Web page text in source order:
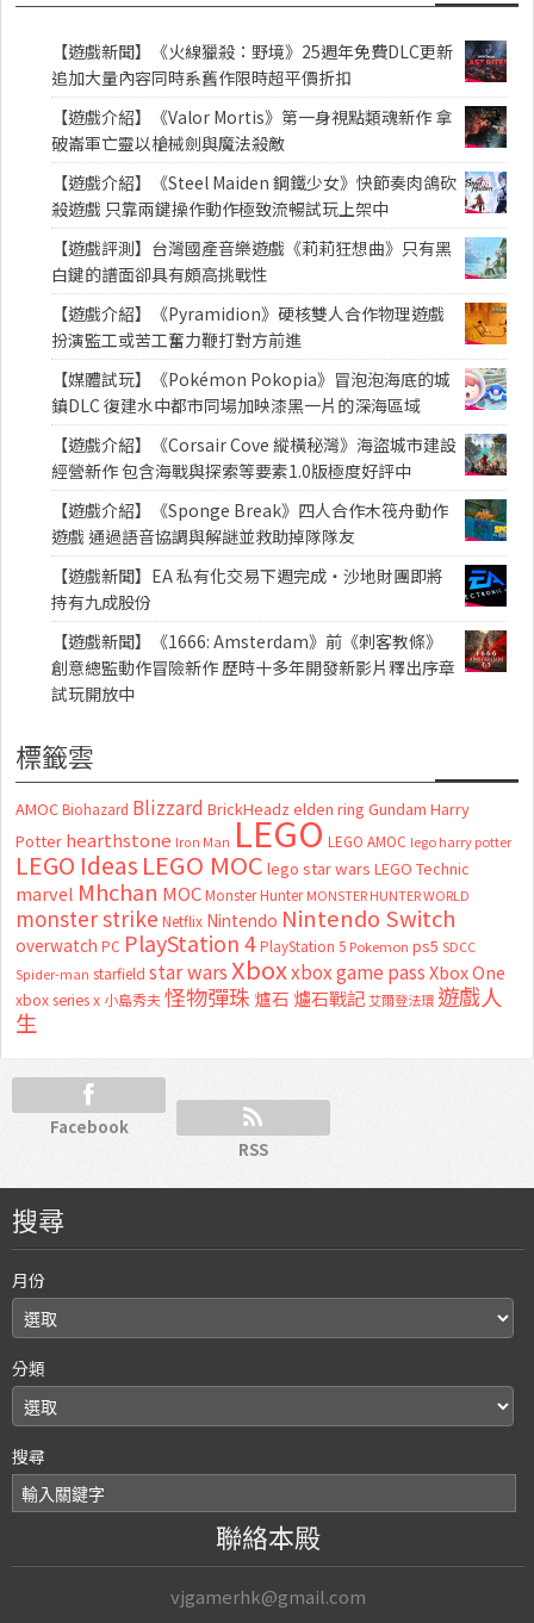
【遊戲新聞】《火線獵殺：野境》25週年免費DLC更新
追加大量內容同時系舊作限時超平價折扣
【遊戲介紹】《Valor Mortis》第一身視點類魂新作 拿
破崙軍亡靈以槍械劍與魔法殺敵
【遊戲介紹】《Steel Maiden 鋼鐵少女》快節奏肉鴿砍
殺遊戲 只靠兩鍵操作動作極致流暢試玩上架中
【遊戲評測】台灣國產音樂遊戲《莉莉狂想曲》只有黑
白鍵的譜面卻具有頗高挑戰性
【遊戲介紹】《Pyramidion》硬核雙人合作物理遊戲
扮演監工或苦工奮力鞭打對方前進
【媒體試玩】《Pokémon Pokopia》冒泡泡海底的城
鎮DLC 復建水中都市同場加映漆黑一片的深海區域
【遊戲介紹】《Corsair Cove 縱橫秘灣》海盜城市建設
經營新作 包含海戰與探索等要素1.0版極度好評中
【遊戲介紹】《Sponge Break》四人合作木筏舟動作
遊戲 通過語音協調與解謎並救助掉隊隊友
【遊戲新聞】EA 私有化交易下週完成・沙地財團即將
持有九成股份
【遊戲新聞】《1666: Amsterdam》前《刺客教條》
創意總監動作冒險新作 歷時十多年開發新影片釋出序章
試玩開放中
標籤雲
AMOC Biohazard Blizzard BrickHeadz elden ring Gundam Harry
Potter hearthstone Iron Man LEGO LEGO AMOC lego harry potter
LEGO Ideas LEGO MOC lego star wars LEGO Technic
marvel Mhchan MOC Monster Hunter MONSTER HUNTER WORLD
monster strike Netflix Nintendo Nintendo Switch
overwatch PC PlayStation 4 PlayStation 5 Pokemon ps5 SDCC
Spider-man starfield star wars Xboxxbox game passXbox One
xbox series x 小島秀夫怪物彈珠 爐石 爐石戰記艾爾登法環 遊戲人
生
Facebook
RSS
搜尋
月份
分類
搜尋
聯絡本殿
vjgamerhk@gmail.com